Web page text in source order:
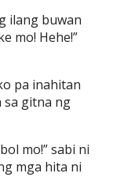
ilang buwan
mo! Hehe!”
pa inahitan
sa gitna ng
mo!” sabi ni
mga hita ni